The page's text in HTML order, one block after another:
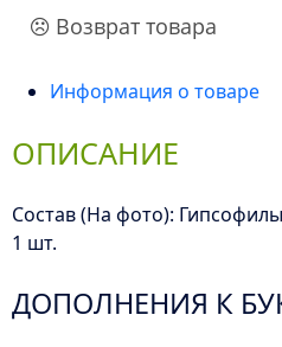
Возврат товара
Информация о товаре
ОПИСАНИЕ
Состав (На фото):
1 шт.
ДОПОЛНЕНИЯ К